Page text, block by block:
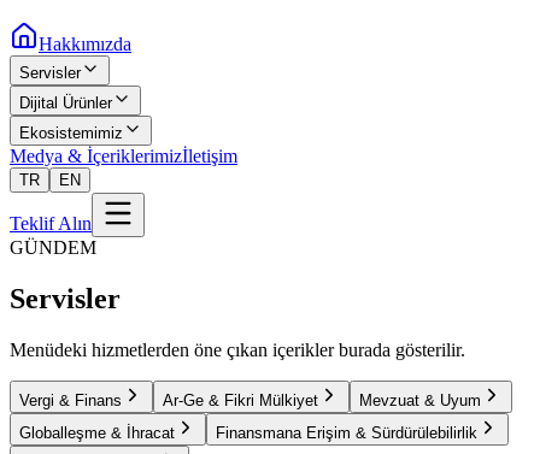
Hakkımızda
Servisler
Dijital Ürünler
Ekosistemimiz
Medya & İçeriklerimizİletişim
TR EN
Teklif Alın
GÜNDEM
Servisler
Menüdeki hizmetlerden öne çıkan içerikler burada gösterilir.
Vergi & Finans Ar-Ge & Fikri Mülkiyet
Mevzuat & Uyum
Globalleşme & İhracat
Finansmana Erişim & Sürdürülebilirlik